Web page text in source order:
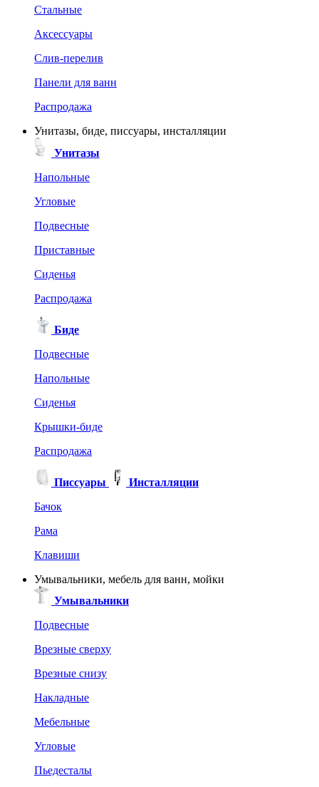
Стальные
Аксессуары
Слив-перелив
Панели для ванн
Распродажа
Унитазы, биде, писсуары, инсталляции
Унитазы
Напольные
Угловые
Подвесные
Приставные
Сиденья
Распродажа
Биде
Подвесные
Напольные
Сиденья
Крышки-биде
Распродажа
Писсуары
Инсталляции
Бачок
Рама
Клавиши
Умывальники, мебель для ванн, мойки
Умывальники
Подвесные
Врезные сверху
Врезные снизу
Накладные
Мебельные
Угловые
Пьедесталы